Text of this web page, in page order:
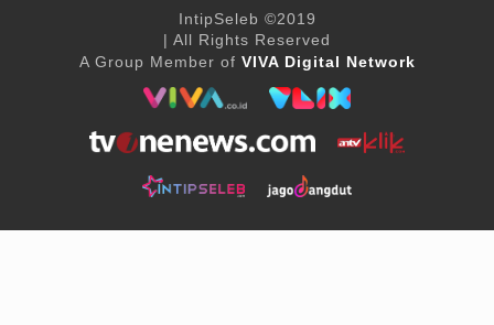
IntipSeleb ©2019
| All Rights Reserved
A Group Member of VIVA Digital Network